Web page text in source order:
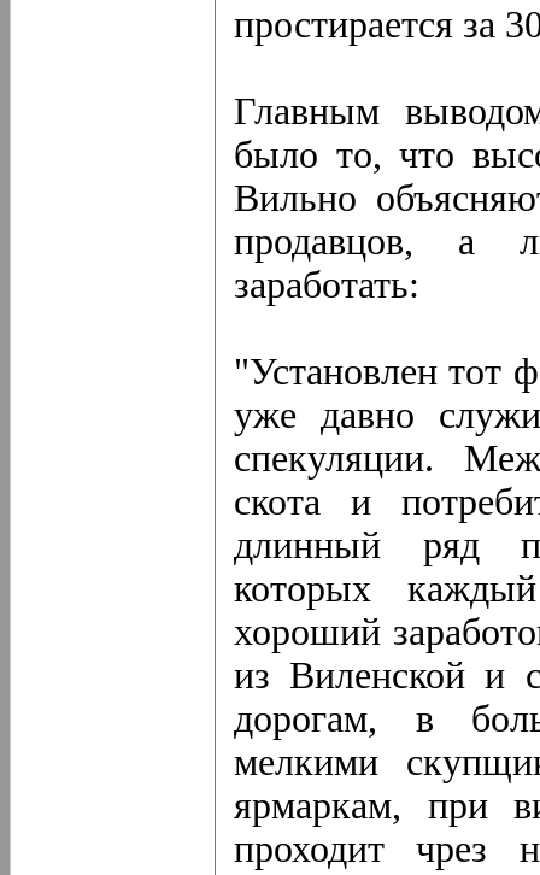
простирается за
Главным
было то, что
Вильно
продавцов, а
заработать:
"Установлен тот
уже давно
спекуляции.
скота и
длинный ряд
которых
хороший
из Виленской и
дорогам, в
мелкими
ярмаркам, при
проходит чрез